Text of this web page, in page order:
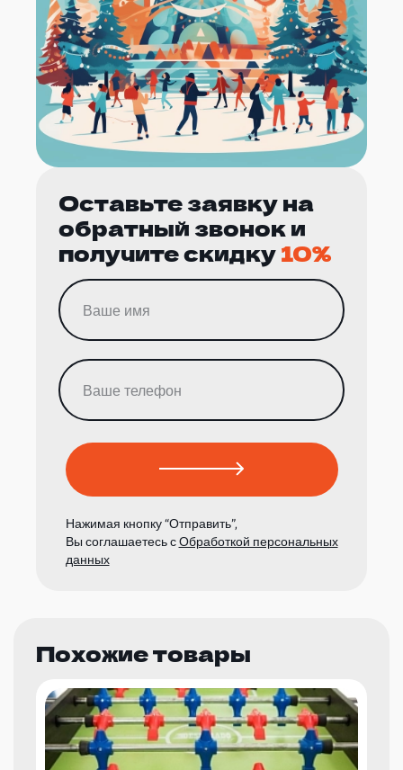
Оставьте заявку на
обратный звонок и
получите скидку10%
Нажимая кнопку “Отправить”,
Вы соглашаетесь сОбработкой персональных
данных
Похожие товары